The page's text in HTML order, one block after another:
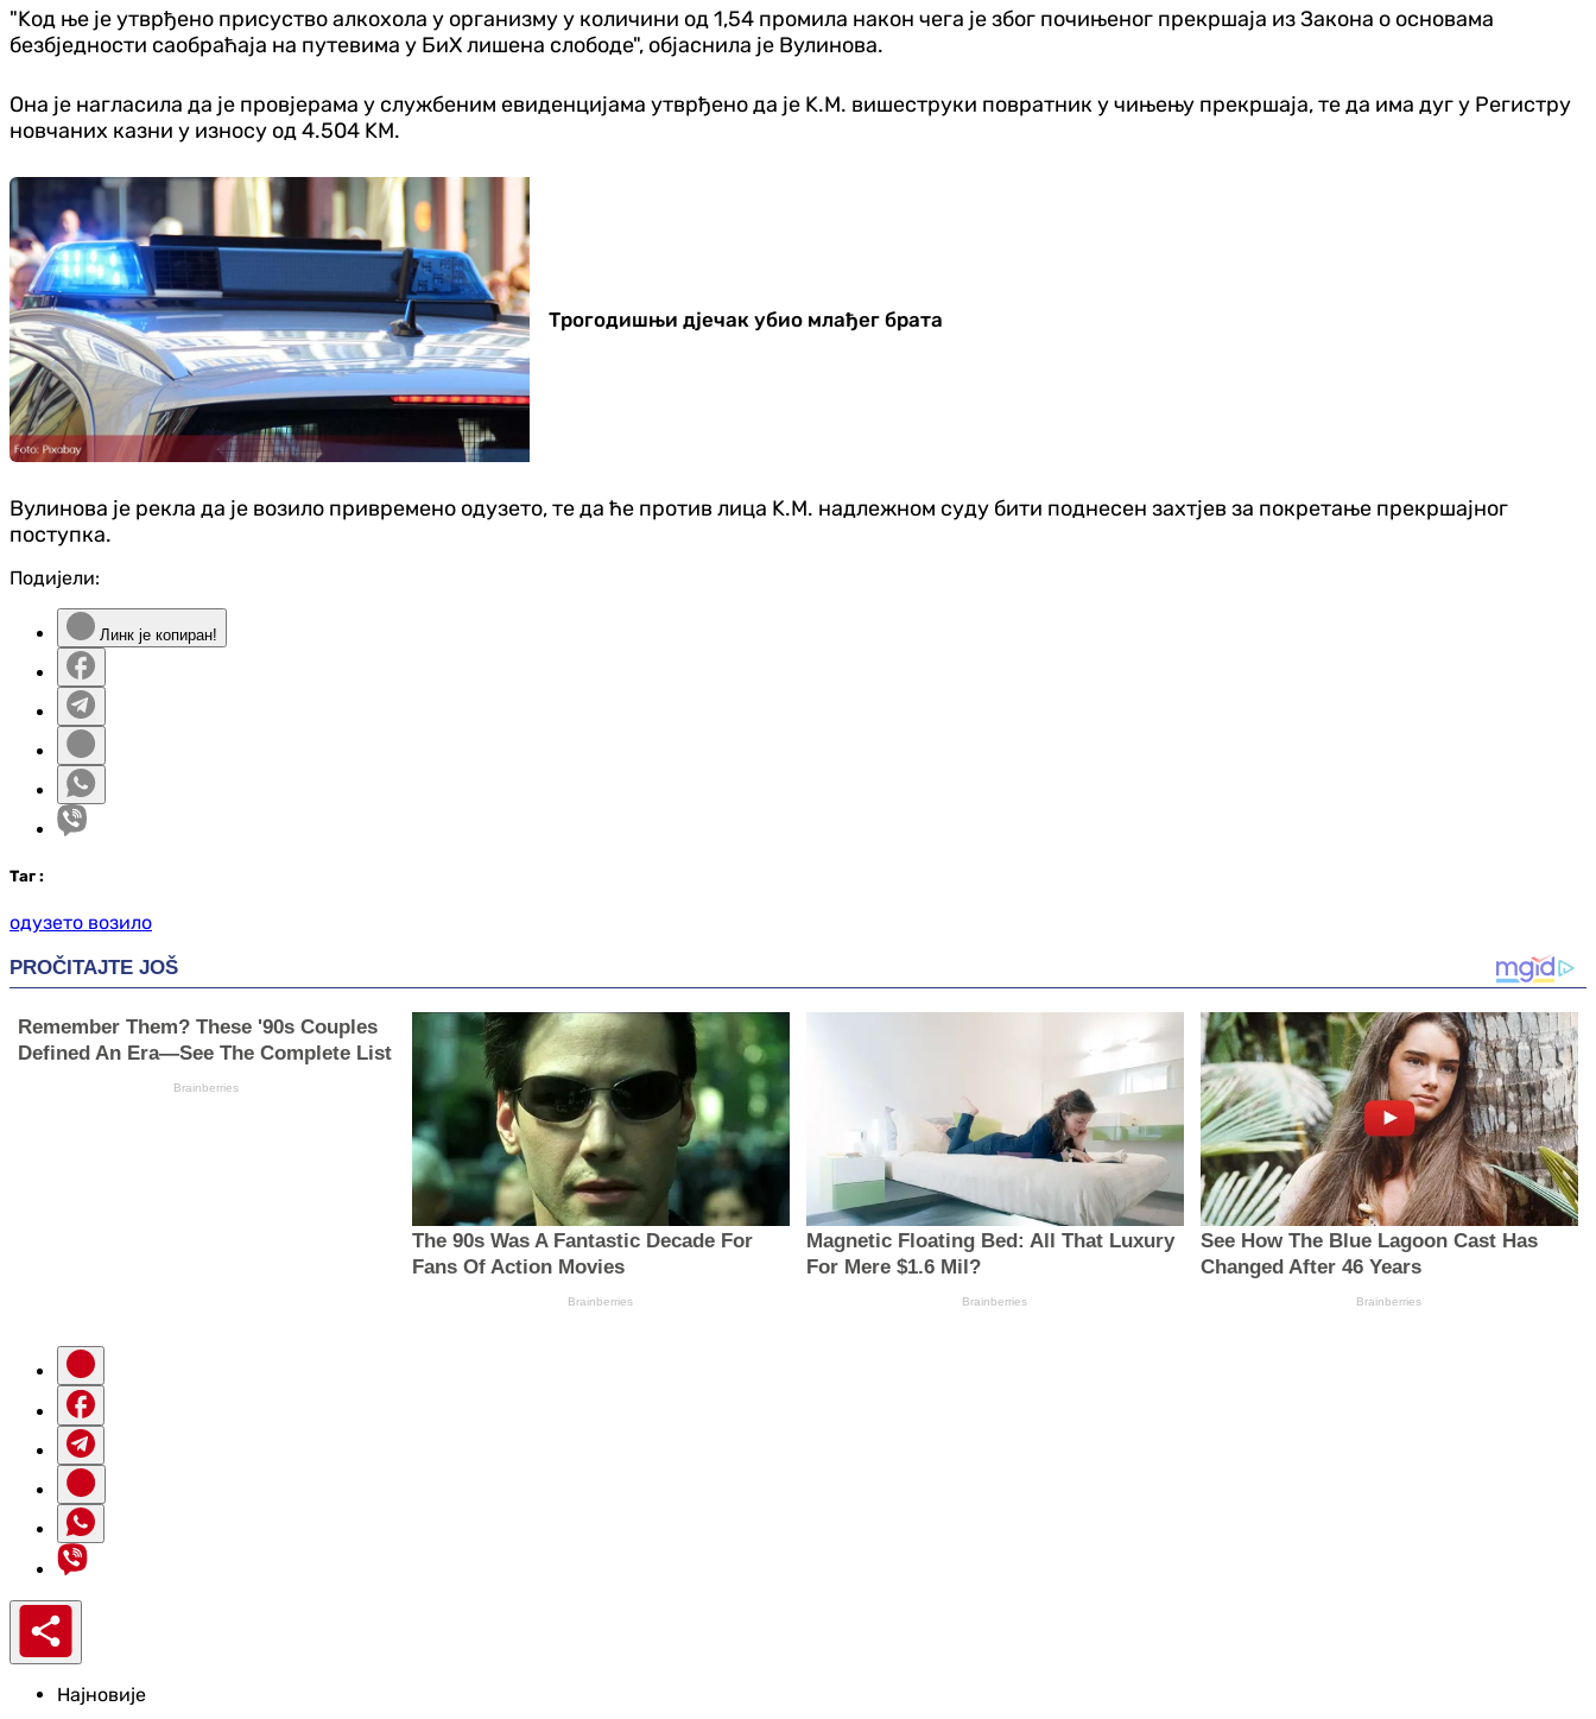
"Kод ње је утврђено присуство алкохола у организму у количини од 1,54 промила након чега је због почињеног прекршаја из Закона о основама
безбједности саобраћаја на путевима у БиХ лишена слободе", објаснила је Вулинова.
Она је нагласила да је провјерама у службеним евиденцијама утврђено да је K.М. вишеструки повратник у чињењу прекршаја, те да има дуг у Регистру
новчаних казни у износу од 4.504 KМ.
Трогодишњи дјечак убио млађег брата
Вулинова је рекла да је возило привремено одузето, те да ће против лица K.М. надлежном суду бити поднесен захтјев за покретање прекршајног
поступка.
Подијели:
Линк је копиран!
Таг :
одузето возило
Најновије